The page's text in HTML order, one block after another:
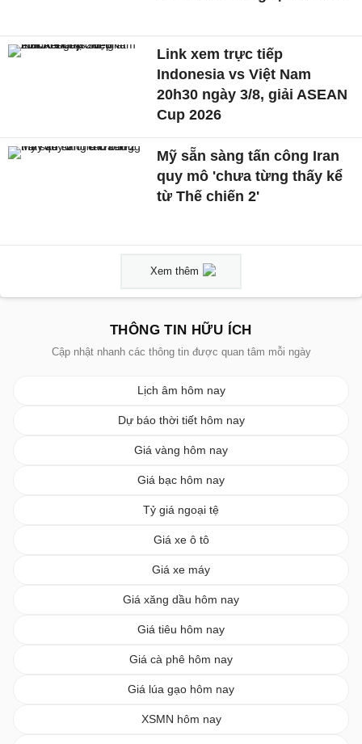
Link xem trực tiếp
Indonesia vs Việt Nam
20h30 ngày 3/8, giải ASEAN
Cup 2026
Mỹ sẵn sàng tấn công Iran
quy mô 'chưa từng thấy kể
từ Thế chiến 2'
Xem thêm
THÔNG TIN HỮU ÍCH
Cập nhật nhanh các thông tin được quan tâm mỗi ngày
Lịch âm hôm nay
Dự báo thời tiết hôm nay
Giá vàng hôm nay
Giá bạc hôm nay
Tỷ giá ngoại tệ
Giá xe ô tô
Giá xe máy
Giá xăng dầu hôm nay
Giá tiêu hôm nay
Giá cà phê hôm nay
Giá lúa gạo hôm nay
XSMN hôm nay